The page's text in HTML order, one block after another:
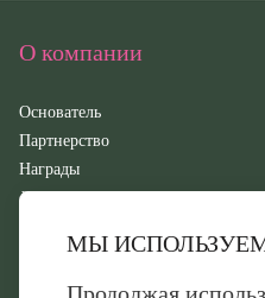
МЫ ИСПОЛЬЗУЕМ
О компании
Основатель
Партнерство
Награды
Документация
Новости
Видео отзывы